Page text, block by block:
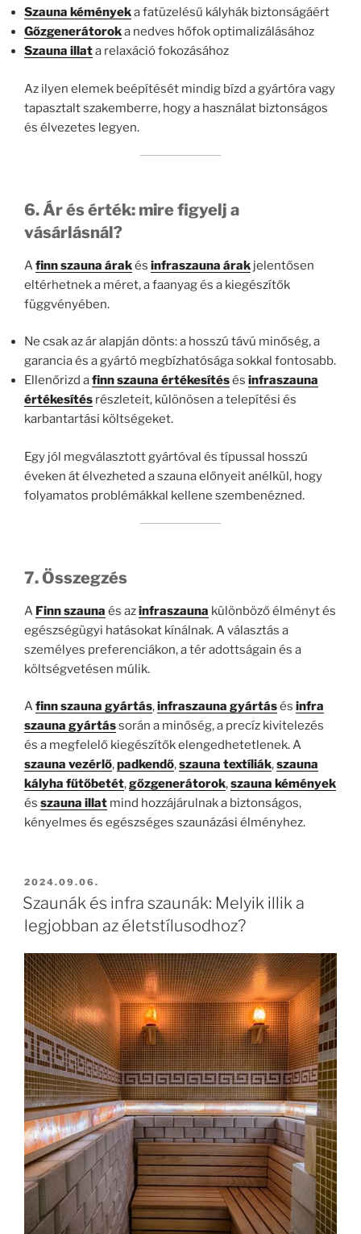
Szauna kéményeka fatüzelésű kályhák biztonságáért
Gőzgenerátoroka nedves hőfok optimalizálásához
Szauna illata relaxáció fokozásához
Az ilyen elemek beépítését mindig bízd a gyártóra vagy
tapasztalt szakemberre, hogy a használat biztonságos
és élvezetes legyen.
6. Ár és érték: mire figyelj a
vásárlásnál?
Afinn szauna árakés infraszauna árak jelentősen
eltérhetnek a méret, a faanyag és a kiegészítők
függvényében.
Ne csak az ár alapján dönts: a hosszú távú minőség, a
garancia és a gyártó megbízhatósága sokkal fontosabb.
Ellenőrizd afinn szauna értékesítésés infraszauna
értékesítés részleteit, különösen a telepítési és
karbantartási költségeket.
Egy jól megválasztott gyártóval és típussal hosszú
éveken át élvezheted a szauna előnyeit anélkül, hogy
folyamatos problémákkal kellene szembenézned.
7. Összegzés
A Finn szauna és azinfraszauna különböző élményt és
egészségügyi hatásokat kínálnak. A választás a
személyes preferenciákon, a tér adottságain és a
költségvetésen múlik.
Afinn szauna gyártás,infraszauna gyártásés infra
szauna gyártássorán a minőség, a precíz kivitelezés
és a megfelelő kiegészítők elengedhetetlenek. A
szauna vezérlő,padkendő,szauna textíliák,szauna
kályha fűtőbetét,gőzgenerátorok,szauna kémények
és szauna illat mind hozzájárulnak a biztonságos,
kényelmes és egészséges szaunázási élményhez.
BEKÜLDVE:
2024.09.06.
Szaunák és infra szaunák: Melyik illik a
legjobban az életstílusodhoz?